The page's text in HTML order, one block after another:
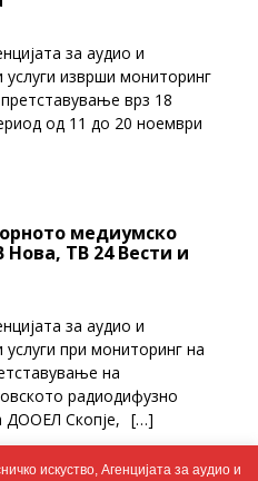
за аудио и
изврши мониторинг
врз 18
од 11 до 20 ноември
медиумско
ТВ 24 Вести и
за аудио и
при мониторинг на
на
радиодифузно
ДООЕЛ Скопје, […]
искуство, Агенцијата за аудио и